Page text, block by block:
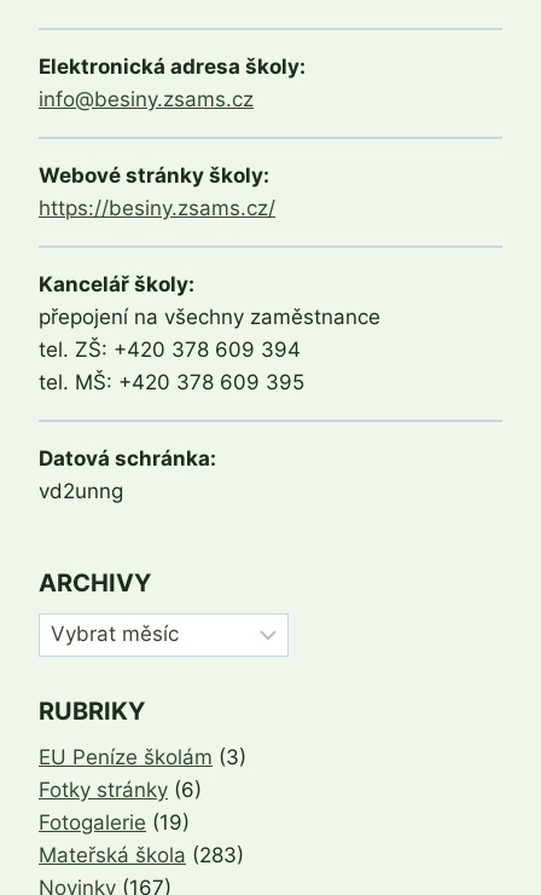
Elektronická adresa školy:
info@besiny.zsams.cz
Webové stránky školy:
https://besiny.zsams.cz/
Kancelář školy:
přepojení na všechny zaměstnance
tel. ZŠ: +420 378 609 394
tel. MŠ: +420 378 609 395
Datová schránka:
vd2unng
ARCHIVY
Archivy
RUBRIKY
EU Peníze školám (3)
Fotky stránky (6)
Fotogalerie (19)
Mateřská škola (283)
Novinky (167)